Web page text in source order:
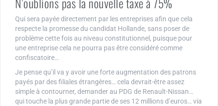
Qui sera payée directement par les entreprises afin que cela
respecte la promesse du candidat Hollande, sans poser de
problème cette fois au niveau constitutionnel, puisque pour
une entreprise cela ne pourra pas être considéré comme
confiscatoire…
Je pense qu’il va y avoir une forte augmentation des patrons
payés par des filiales étrangères… cela devrait-être assez
simple à contourner, demander au PDG de Renault-Nissan…
qui touche la plus grande partie de ses 12 millions d’euros… via